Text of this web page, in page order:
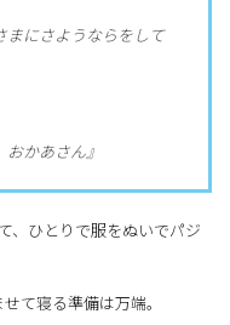
にさようならをして
かあさん』
、ひとりで服をぬいでパジ
て寝る準備は万端。